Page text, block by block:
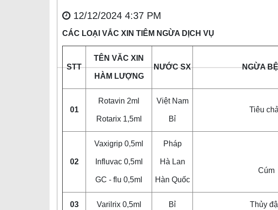
12/12/2024 4:37 PM
CÁC LOẠI VẮC XIN TIÊM NGỪA DỊCH VỤ
STT
TÊN VĂC XIN
HÀM LƯỢNG
NƯỚC SX NGỪA
01
Rotavin 2ml
Rotarix 1,5ml
Việt Nam
Bỉ
Tiêu
02
Vaxigrip 0,5ml
Influvac 0,5ml
GC - flu 0,5ml
Pháp
Hà Lan
Hàn Quốc
Cúm
03 Varilrix 0,5ml Bỉ Thủy